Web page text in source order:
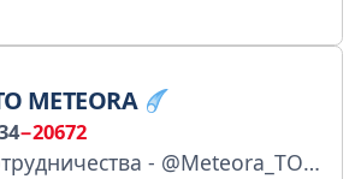
METEORA
−20672
Для сотрудничества - @Meteora_TON КРИПТО МЕТЕОРА - это энергия движения к успеху. Зарабатывайте на блокчейне #TON, вместе с нами. #airdrop #game #криптовалюта #заработок #TON